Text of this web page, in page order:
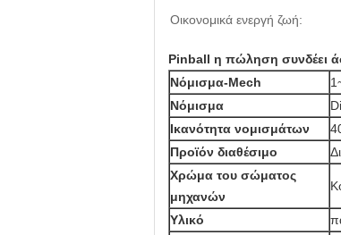
Οικονομικά ενεργή ζωή:
Pinball η πώληση συνδέει
Νόμισμα-Mech
Νόμισμα
Ικανότητα νομισμάτων
Προϊόν διαθέσιμο
Χρώμα του σώματος
μηχανών
Υλικό